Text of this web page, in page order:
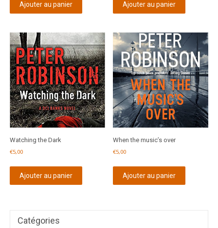
Ajouter au panier Ajouter au panier
Watching the Dark
€5,00
Ajouter au panier
When the music’s over
€5,00
Ajouter au panier
Catégories